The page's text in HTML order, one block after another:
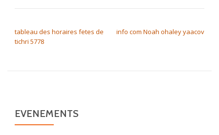
tableau des horaires fetes de
tichri 5778
info com Noah ohaley yaacov
EVENEMENTS